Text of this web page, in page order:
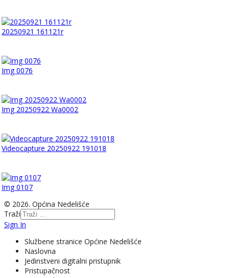
20250921 161121r
Img 0076
Img 20250922 Wa0002
Videocapture 20250922 191018
Img 0107
© 2026. Općina Nedelišće
Traži
Sign In
Službene stranice Općine Nedelišće
Naslovna
Jedinstveni digitalni pristupnik
Pristupačnost